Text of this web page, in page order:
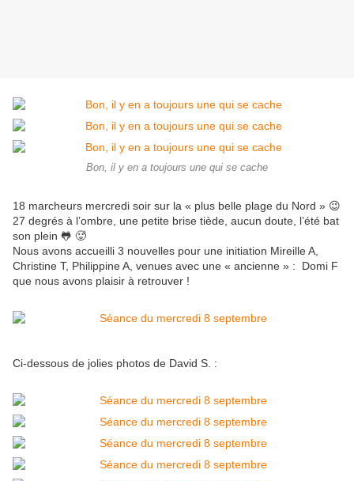
Bon, il y en a toujours une qui se cache
18 marcheurs mercredi soir sur la « plus belle plage du Nord » 😉
27 degrés à l’ombre, une petite brise tiède, aucun doute, l’été bat
son plein 🐸 🥵
Nous avons accueilli 3 nouvelles pour une initiation Mireille A,
Christine T, Philippine A, venues avec une « ancienne » : Domi F
que nous avons plaisir à retrouver !
Ci-dessous de jolies photos de David S. :